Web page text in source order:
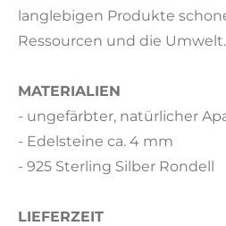
langlebigen Produkte
Ressourcen und die Umwelt.
MATERIALIEN
- ungefärbter, natürlicher
- Edelsteine ca. 4 mm
- 925 Sterling Silber Rondell
LIEFERZEIT